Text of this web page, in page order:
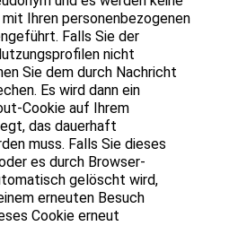
Ihren personenbezogenen
Falls Sie der
nicht
Sie dem durch Nachricht
Es wird dann ein
Cookie auf Ihrem
das dauerhaft
muss. Falls Sie dieses
es durch Browser-
gelöscht wird,
erneuten Besuch
Cookie erneut